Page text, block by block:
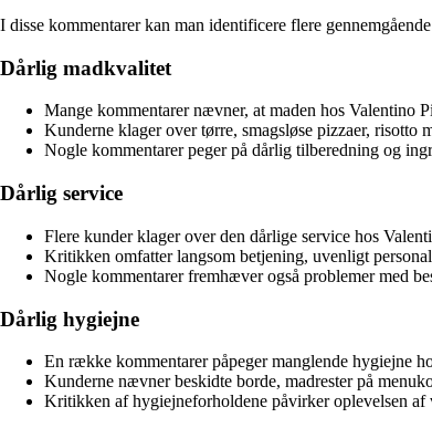
I disse kommentarer kan man identificere flere
Dårlig madkvalitet
Mange kommentarer nævner, at maden hos Valentino
Kunderne klager over tørre, smagsløse pizzaer, risotto
Nogle kommentarer peger på dårlig tilberedning og
Dårlig service
Flere kunder klager over den dårlige service hos
Kritikken omfatter langsom betjening, uvenligt
Nogle kommentarer fremhæver også problemer med
Dårlig hygiejne
En række kommentarer påpeger manglende hygiejne
Kunderne nævner beskidte borde, madrester på
Kritikken af hygiejneforholdene påvirker oplevelsen af